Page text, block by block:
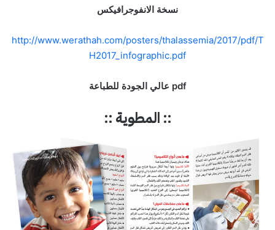
نسخة الانفوجرافيكس
http://www.werathah.com/posters/thalassemia/2017/pdf/T
H2017_infographic.pdf
pdf عالي الجودة للطباعة
:: المطوية ::